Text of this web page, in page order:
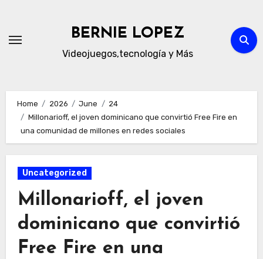
content
BERNIE LOPEZ
Videojuegos,tecnología y Más
Home 2026 June
24
Millonarioff, el joven dominicano que convirtió Free Fire en
una comunidad de millones en redes sociales
Uncategorized
Millonarioff, el joven
dominicano que convirtió
Free Fire en una